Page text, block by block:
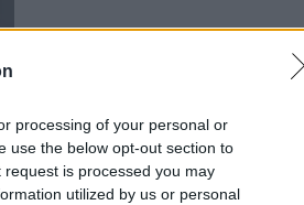
processing of your personal or
use the below opt-out section to
is processed you may
utilized by us or personal